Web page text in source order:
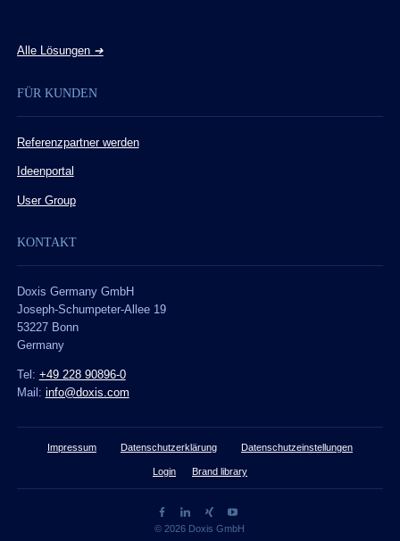
Alle Lösungen ➔
FÜR KUNDEN
Referenzpartner werden
Ideenportal
User Group
KONTAKT
Doxis Germany GmbH
Joseph-Schumpeter-Allee 19
53227 Bonn
Germany
Tel: +49 228 90896-0
Mail: info@doxis.com
Impressum Datenschutzerklärung Datenschutzeinstellungen
Login Brand library
© 2026 Doxis GmbH